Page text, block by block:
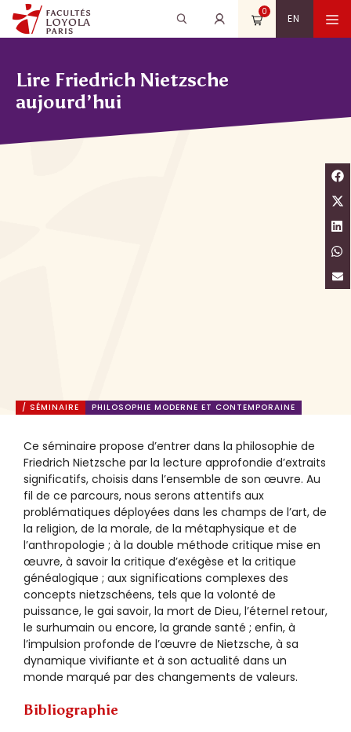
au
contenu
EN
0
Recherche
pour
Rechercher
Lire Friedrich Nietzsche
aujourd’hui
/ SÉMINAIRE PHILOSOPHIE MODERNE ET CONTEMPORAINE
Ce séminaire propose d’entrer dans la philosophie de
Friedrich Nietzsche par la lecture approfondie d’extraits
significatifs, choisis dans l’ensemble de son œuvre. Au
fil de ce parcours, nous serons attentifs aux
problématiques déployées dans les champs de l’art, de
la religion, de la morale, de la métaphysique et de
l’anthropologie ; à la double méthode critique mise en
œuvre, à savoir la critique d’exégèse et la critique
généalogique ; aux significations complexes des
concepts nietzschéens, tels que la volonté de
puissance, le gai savoir, la mort de Dieu, l’éternel retour,
le surhumain ou encore, la grande santé ; enfin, à
l’impulsion profonde de l’œuvre de Nietzsche, à sa
dynamique vivifiante et à son actualité dans un
monde marqué par des changements de valeurs.
Bibliographie